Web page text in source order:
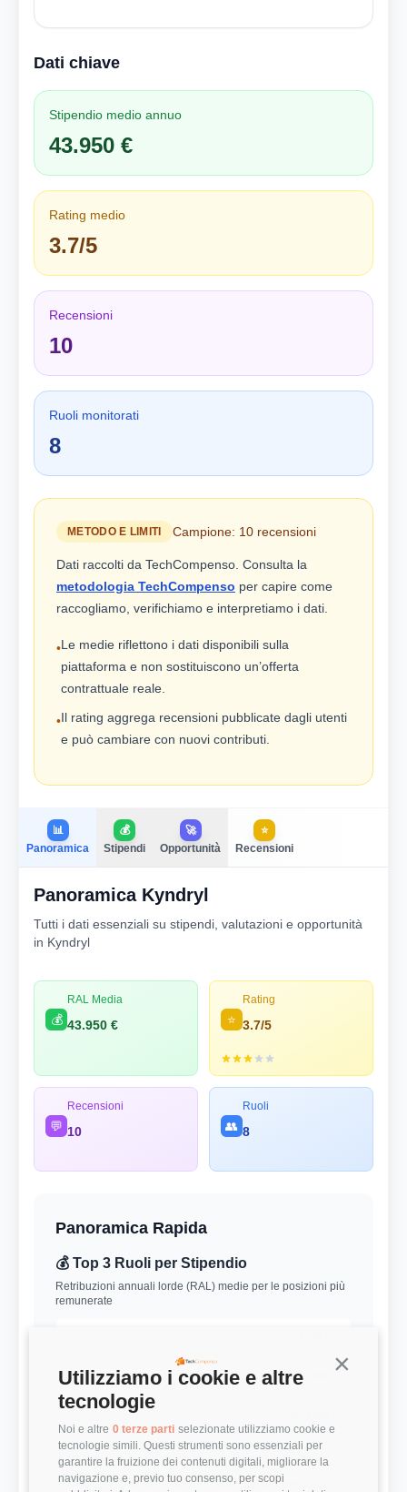
Continua
Utilizziamo i cookie e altre
tecnologie
Noi e altre 0 terze parti selezionate utilizziamo cookie e
tecnologie simili. Questi strumenti sono essenziali per
garantire la fruizione dei contenuti digitali, migliorare la
navigazione e, previo tuo consenso, per scopi
Dati chiave
Stipendio medio annuo
43.950 €
Rating medio
3.7/5
Recensioni
10
Ruoli monitorati
8
METODO E LIMITI Campione: 10 recensioni
Dati raccolti da TechCompenso. Consulta la
metodologia TechCompenso per capire come
raccogliamo, verifichiamo e interpretiamo i dati.
•Le medie riflettono i dati disponibili sulla
piattaforma e non sostituiscono un’offerta
contrattuale reale.
•Il rating aggrega recensioni pubblicate dagli utenti
e può cambiare con nuovi contributi.
📊
Panoramica
💰
Stipendi
🚀
Opportunità
⭐
Recensioni
Panoramica Kyndryl
Tutti i dati essenziali su stipendi, valutazioni e opportunità
in Kyndryl
💰
RAL Media
43.950 € ⭐
Rating
3.7/5
💬
Recensioni
10 👥
Ruoli
8
Panoramica Rapida
💰 Top 3 Ruoli per Stipendio
Retribuzioni annuali lorde (RAL) medie per le posizioni più
remunerate
DevOps Engineer 55.000 €
DevOps Engineer
⭐ Valutazioni
Punteggi medi basati sulle recensioni della community